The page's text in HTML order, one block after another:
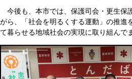
今後も、本市では、保護司会・更生保
がら、「社会を明るくする運動」の推進
て暮らせる地域社会の実現に取り組んで